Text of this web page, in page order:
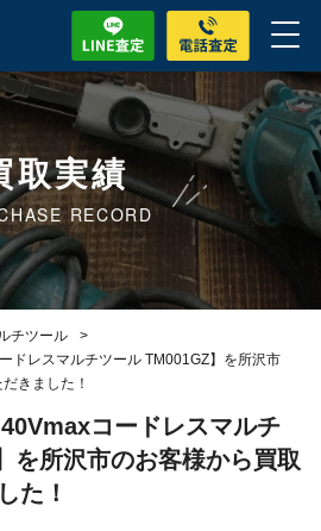
取実績
RECORD
チツール
>
ドレスマルチツール TM001GZ】を所沢市
きました！
コードレスマルチ
を所沢市のお客様から買取
た！